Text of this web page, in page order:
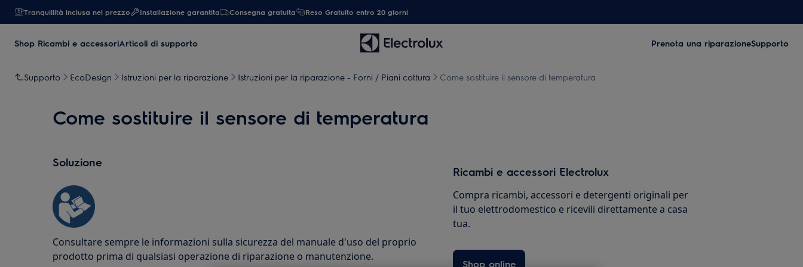
Tranquillità inclusa nel prezzo Installazione garantita Consegna gratuita Reso Gratuito entro 20 giorni
Shop Ricambi e accessoriArticoli di supporto Prenota una riparazioneSupporto
Supporto EcoDesign Istruzioni per la riparazione Istruzioni per la riparazione - Forni / Piani cottura Come sostituire il sensore di temperatura
Come sostituire il sensore di temperatura
Soluzione
Consultare sempre le informazioni sulla sicurezza del manuale d'uso del proprio
prodotto prima di qualsiasi operazione di riparazione o manutenzione.
Ricambi e accessori Electrolux
Compra ricambi, accessori e detergenti originali per
il tuo elettrodomestico e ricevili direttamente a casa
tua.
Shop online